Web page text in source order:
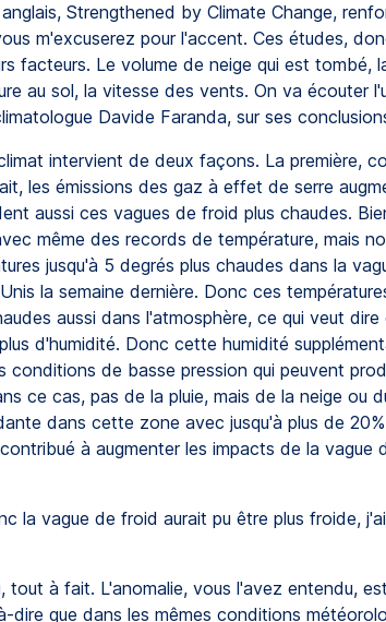
Strengthened by Climate Change,
m'excuserez pour l'accent. Ces études,
facteurs. Le volume de neige qui est tombé,
au sol, la vitesse des vents. On va écouter
Davide Faranda, sur ses
intervient de deux façons. La première,
les émissions des gaz à effet de serre
aussi ces vagues de froid plus chaudes.
même des records de température, mais
jusqu'à 5 degrés plus chaudes dans la
la semaine dernière. Donc ces
aussi dans l'atmosphère, ce qui veut dire
d'humidité. Donc cette humidité
conditions de basse pression qui peuvent
ce cas, pas de la pluie, mais de la neige ou
dans cette zone avec jusqu'à plus de
à augmenter les impacts de la vague
la vague de froid aurait pu être plus froide,
tout à fait. L'anomalie, vous l'avez entendu,
dire que dans les mêmes conditions